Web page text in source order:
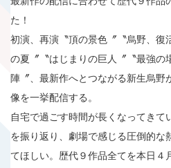
た！
初演、再演〝頂の景色〞〝烏野、復
の夏〞〝はじまりの巨人〞〝最強の
陣〞、最新作へとつながる新生烏野
像を一挙配信する。
自宅で過ごす時間が長くなってきて
を振り返り、劇場で感じる圧倒的な
てほしい。歴代９作品全てを本日４